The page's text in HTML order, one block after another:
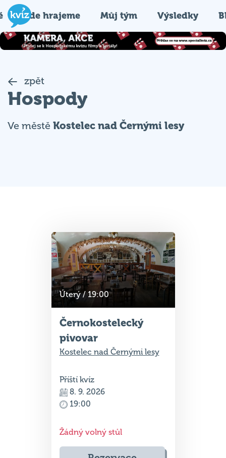
Kde hrajeme Můj tým Výsledky
zpět
Hospody
Ve městě Kostelec nad Černými lesy
Úterý / 19:00
Černokostelecký
pivovar
Kostelec nad Černými lesy
Příští kvíz
8. 9. 2026
19:00
Žádný volný stůl